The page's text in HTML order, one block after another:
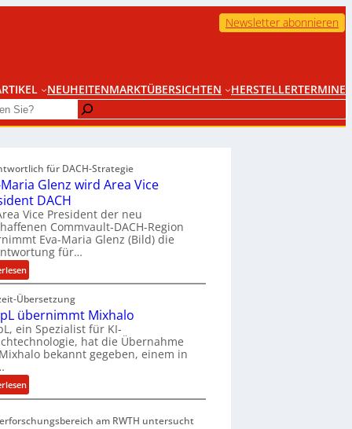
Newsletter abonnieren
NEUHEITENMARKTÜBERSICHTEN HERSTELLERTERMINE
für DACH-Strategie
Maria Glenz wird Area Vice
DACH
Vice President der neu
Commvault-DACH-Region
Eva-Maria Glenz (Bild) die
für…
:
E
v
a
-
M
a
r
i
a
G
Übersetzung
übernimmt Mixhalo
ein Spezialist für KI-
hat die Übernahme
bekannt gegeben, einem in
:
D
am RWTH untersucht